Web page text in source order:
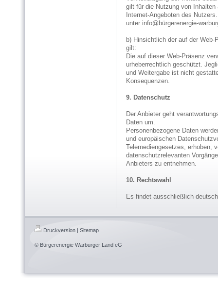
gilt für die Nutzung von
Internet-Angeboten des
unter info@bürgerenergie-
b) Hinsichtlich der auf der
gilt:
Die auf dieser Web-Präsenz
urheberrechtlich geschützt.
und Weitergabe ist nicht
Konsequenzen.
9. Datenschutz
Der Anbieter geht
Daten um.
Personenbezogene Daten
und europäischen
Telemediengesetzes, erhoben,
datenschutzrelevanten
Anbieters zu entnehmen.
10. Rechtswahl
Es findet ausschließlich
Druckversion | Sitemap
© Bürgerenergie Warburger Land eG